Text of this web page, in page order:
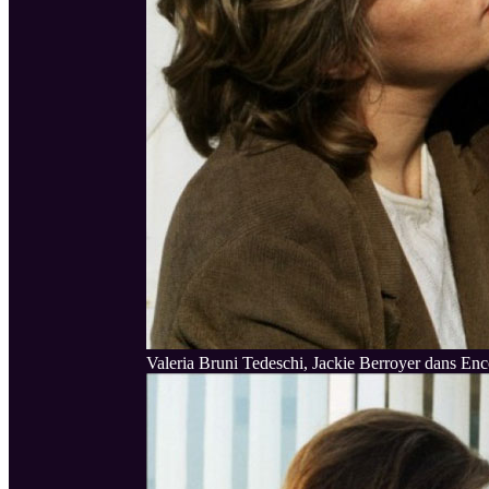
Valeria Bruni Tedeschi, Jackie Berroyer dans